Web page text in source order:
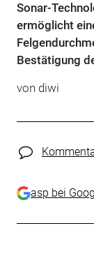
Sonar-
ermöglicht
Bestätigung
von diwi
asp bei